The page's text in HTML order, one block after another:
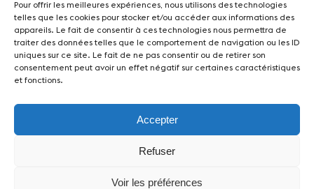
Pour offrir les meilleures expériences, nous utilisons des technologies
telles que les cookies pour stocker et/ou accéder aux informations des
appareils. Le fait de consentir à ces technologies nous permettra de
traiter des données telles que le comportement de navigation ou les ID
uniques sur ce site. Le fait de ne pas consentir ou de retirer son
consentement peut avoir un effet négatif sur certaines caractéristiques
et fonctions.
Accepter
Refuser
Voir les préférences